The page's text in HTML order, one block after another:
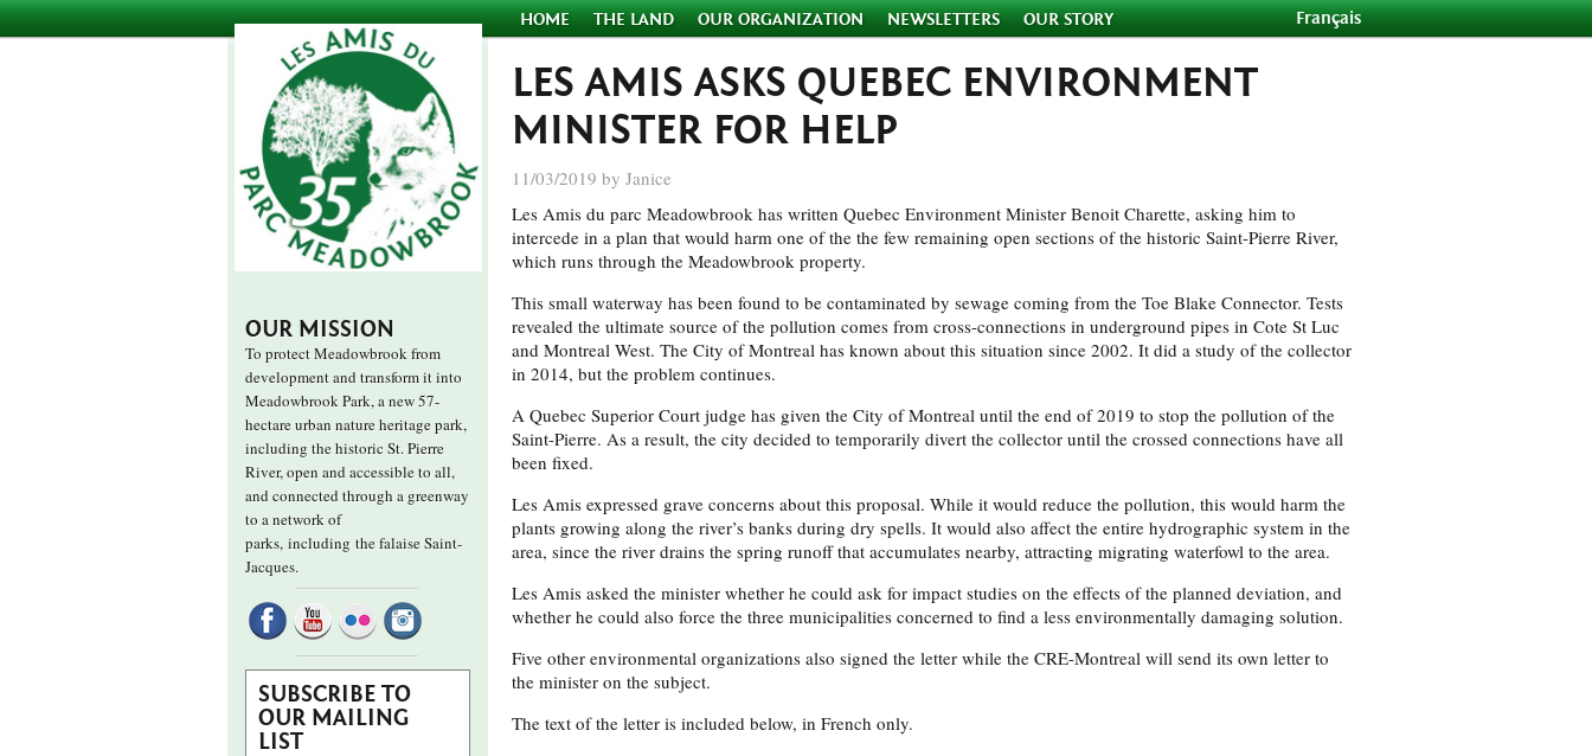
Français
HOME THE LAND OUR ORGANIZATION NEWSLETTERS OUR STORY
OUR MISSION
To protect Meadowbrook from
development and transform it into
Meadowbrook Park, a new 57-
hectare urban nature heritage park,
including the historic St. Pierre
River, open and accessible to all,
and connected through a greenway
to a network of
parks, including the falaise Saint-
Jacques.
SUBSCRIBE TO
OUR MAILING
LIST
LES AMIS ASKS QUEBEC ENVIRONMENT
MINISTER FOR HELP
11/03/2019 by Janice
Les Amis du parc Meadowbrook has written Quebec Environment Minister Benoit Charette, asking him to
intercede in a plan that would harm one of the the few remaining open sections of the historic Saint-Pierre River,
which runs through the Meadowbrook property.
This small waterway has been found to be contaminated by sewage coming from the Toe Blake Connector. Tests
revealed the ultimate source of the pollution comes from cross-connections in underground pipes in Cote St Luc
and Montreal West. The City of Montreal has known about this situation since 2002. It did a study of the collector
in 2014, but the problem continues.
A Quebec Superior Court judge has given the City of Montreal until the end of 2019 to stop the pollution of the
Saint-Pierre. As a result, the city decided to temporarily divert the collector until the crossed connections have all
been fixed.
Les Amis expressed grave concerns about this proposal. While it would reduce the pollution, this would harm the
plants growing along the river’s banks during dry spells. It would also affect the entire hydrographic system in the
area, since the river drains the spring runoff that accumulates nearby, attracting migrating waterfowl to the area.
Les Amis asked the minister whether he could ask for impact studies on the effects of the planned deviation, and
whether he could also force the three municipalities concerned to find a less environmentally damaging solution.
Five other environmental organizations also signed the letter while the CRE-Montreal will send its own letter to
the minister on the subject.
The text of the letter is included below, in French only.